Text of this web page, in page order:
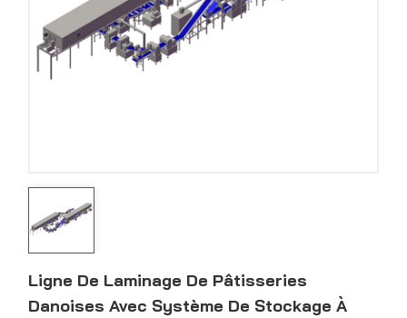
Ligne De Laminage De Pâtisseries
Danoises Avec Système De Stockage À